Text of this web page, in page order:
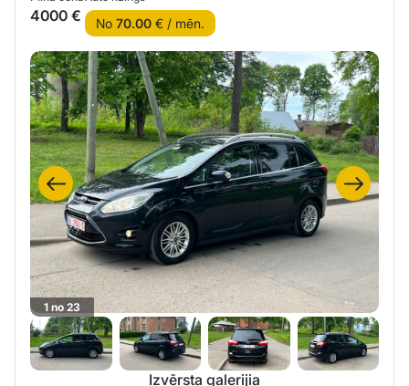
4000 € No 70.00€ / mēn.
1 no 23
Izvērsta galerijia